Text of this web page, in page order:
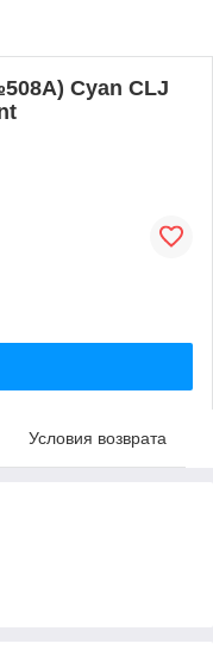
Cyan CLJ
Условия возврата